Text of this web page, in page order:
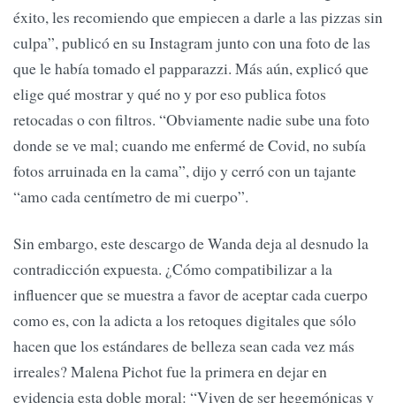
éxito, les recomiendo que empiecen a darle a las pizzas sin
culpa”, publicó en su Instagram junto con una foto de las
que le había tomado el papparazzi. Más aún, explicó que
elige qué mostrar y qué no y por eso publica fotos
retocadas o con filtros. “Obviamente nadie sube una foto
donde se ve mal; cuando me enfermé de Covid, no subía
fotos arruinada en la cama”, dijo y cerró con un tajante
“amo cada centímetro de mi cuerpo”.
Sin embargo, este descargo de Wanda deja al desnudo la
contradicción expuesta. ¿Cómo compatibilizar a la
influencer que se muestra a favor de aceptar cada cuerpo
como es, con la adicta a los retoques digitales que sólo
hacen que los estándares de belleza sean cada vez más
irreales? Malena Pichot fue la primera en dejar en
evidencia esta doble moral: “Viven de ser hegemónicas y